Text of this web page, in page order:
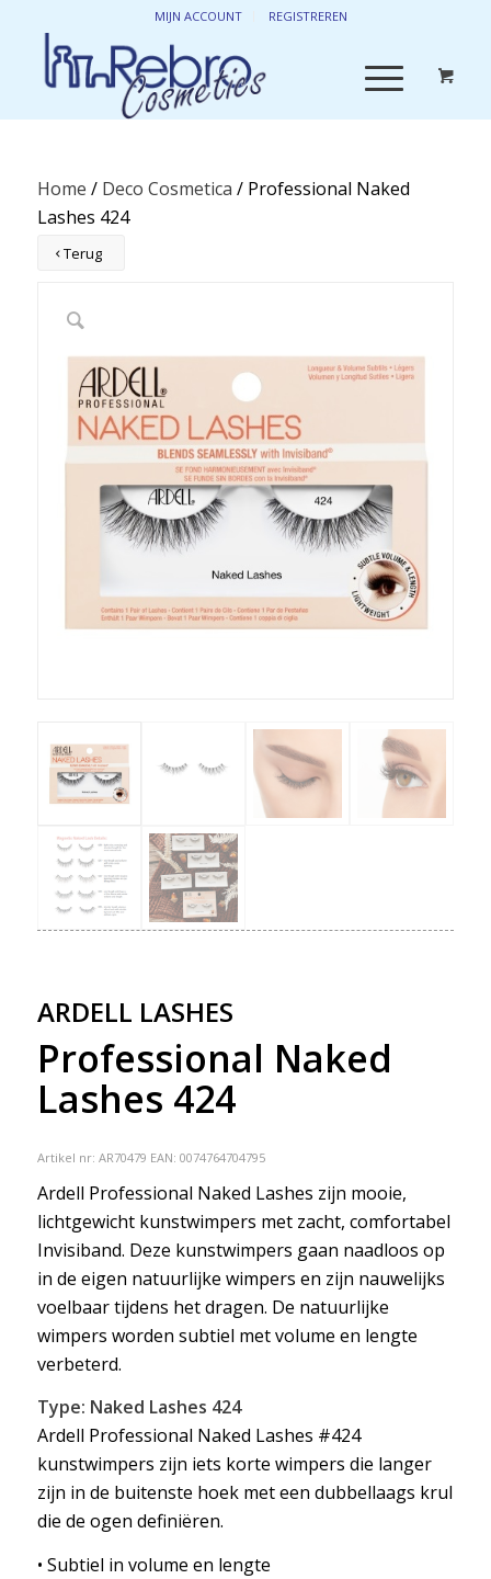
MIJN ACCOUNT REGISTREREN
Home / Deco Cosmetica / Professional Naked
Lashes 424
Terug
ARDELL LASHES
Professional Naked
Lashes 424
Artikel nr: AR70479 EAN: 0074764704795
Ardell Professional Naked Lashes zijn mooie,
lichtgewicht kunstwimpers met zacht, comfortabel
Invisiband. Deze kunstwimpers gaan naadloos op
in de eigen natuurlijke wimpers en zijn nauwelijks
voelbaar tijdens het dragen. De natuurlijke
wimpers worden subtiel met volume en lengte
verbeterd.
Type: Naked Lashes 424
Ardell Professional Naked Lashes #424
kunstwimpers zijn iets korte wimpers die langer
zijn in de buitenste hoek met een dubbellaags krul
die de ogen definiëren.
• Subtiel in volume en lengte